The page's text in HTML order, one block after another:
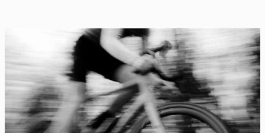
Cookies management
panel